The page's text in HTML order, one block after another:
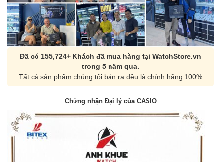
Đã có 155,724+ Khách đã mua hàng tại WatchStore.vn
trong 5 năm qua.
Tất cả sản phẩm chúng tôi bán ra đều là chính hãng 100%
Chứng nhận Đại lý của CASIO